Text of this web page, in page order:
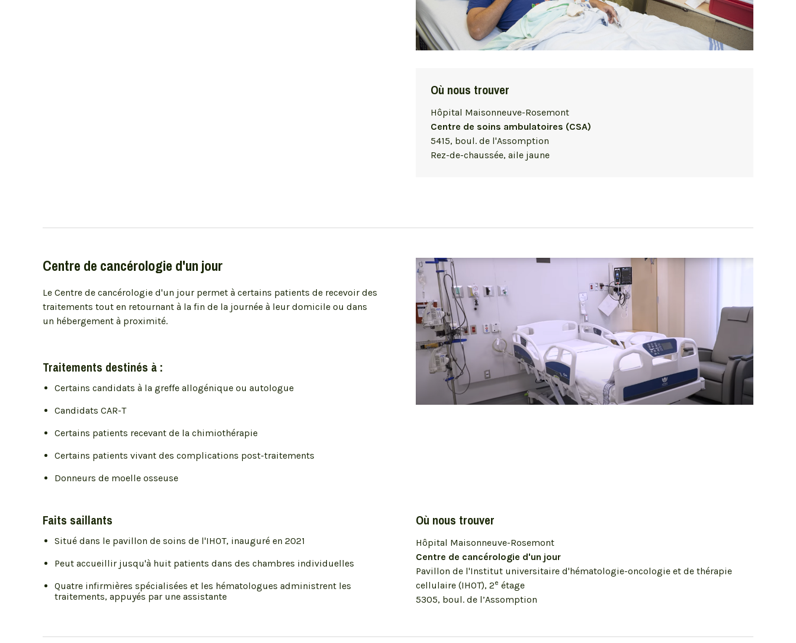
Où nous trouver
Hôpital Maisonneuve-Rosemont
Centre de soins ambulatoires (CSA)
5415, boul. de l'Assomption
Rez-de-chaussée, aile jaune
Centre de cancérologie d'un jour
Le Centre de cancérologie d'un jour permet à certains patients de recevoir des
traitements tout en retournant à la fin de la journée à leur domicile ou dans
un hébergement à proximité.
Traitements destinés à :
Certains candidats à la greffe allogénique ou autologue
Candidats CAR-T
Certains patients recevant de la chimiothérapie
Certains patients vivant des complications post-traitements
Donneurs de moelle osseuse
Faits saillants
Situé dans le pavillon de soins de l'IHOT, inauguré en 2021
Peut accueillir jusqu'à huit patients dans des chambres individuelles
Quatre infirmières spécialisées et les hématologues administrent les
traitements, appuyés par une assistante
Où nous trouver
Hôpital Maisonneuve-Rosemont
Centre de cancérologie d'un jour
Pavillon de l'Institut universitaire d'hématologie-oncologie et de thérapie
cellulaire (IHOT), 2e étage
5305, boul. de l’Assomption